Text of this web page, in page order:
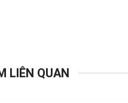
LIÊN QUAN